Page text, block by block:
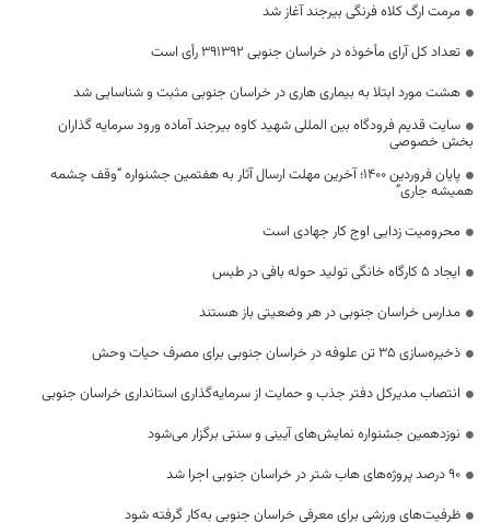
مرمت ارگ کلاه‌ فرنگی بیرجند آغاز شد
تعداد کل آرای مأخوذه در خراسان جنوبی ٣٩١٣٩٢ رأی است
هشت مورد ابتلا به بیماری هاری در خراسان جنوبی مثبت و شناسایی شد
سایت قدیم فرودگاه بین المللی شهید کاوه بیرجند آماده ورود سرمایه گذاران
بخش خصوصی
پایان فروردین ۱۴۰۰؛ آخرین مهلت ارسال آثار به هفتمین جشنواره “وقف چشمه
همیشه جاری”
محرومیت زدایی اوج کار جهادی است
ایجاد ۵ کارگاه خانگی تولید حوله بافی در طبس
مدارس خراسان جنوبی در هر وضعیتی باز هستند
ذخیره‌سازی ۳۵ تن علوفه در خراسان جنوبی برای مصرف حیات وحش
انتصاب مدیرکل دفتر جذب و حمایت از سرمایه‌گذاری استانداری خراسان جنوبی
نوزدهمین جشنواره نمایش‌های آیینی و سنتی برگزار می‌شود
۹۰ درصد پروژه‌های هاب شتر در خراسان جنوبی اجرا شد
ظرفیت‌های ورزشی برای معرفی خراسان جنوبی به‌کار گرفته شود